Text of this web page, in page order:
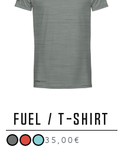
FUEL / T-Shirt
35,00€